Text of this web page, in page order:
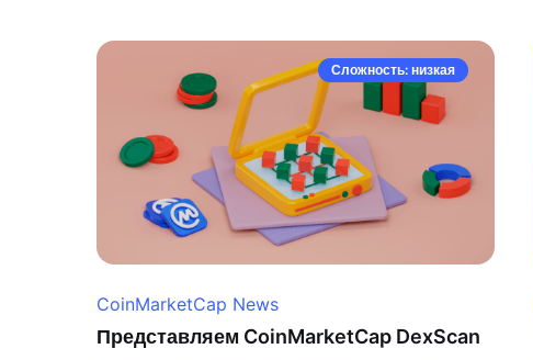
Сложность: низкая
CoinMarketCap News
Представляем CoinMarketCap DexScan